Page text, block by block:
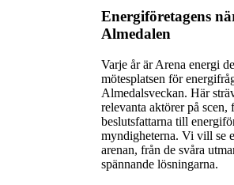
Energiföretagens
Almedalen
Varje år är Arena energi
mötesplatsen för
Almedalsveckan. Här
relevanta aktörer på scen,
beslutsfattarna till
myndigheterna. Vi vill se
arenan, från de svåra
spännande lösningarna.